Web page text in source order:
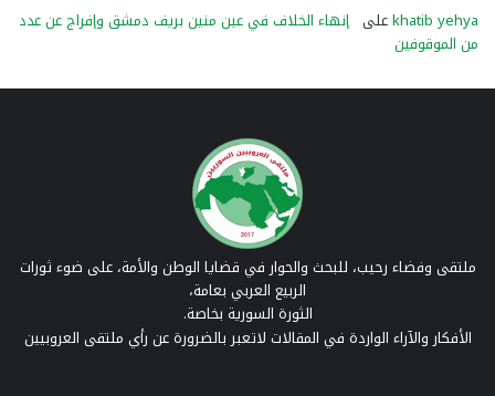
khatib yehyaعلى إنهاء الخلاف في عين منين بريف دمشق وإفراج عن عدد
من الموقوفين
ملتقى وفضاء رحيب، للبحث والحوار في قضايا الوطن والأمة، على ضوء ثورات
الربيع العربي بعامة،
الثورة السورية بخاصة.
الأفكار والآراء الواردة في المقالات لاتعبر بالضرورة عن رأي ملتقى العروبيين